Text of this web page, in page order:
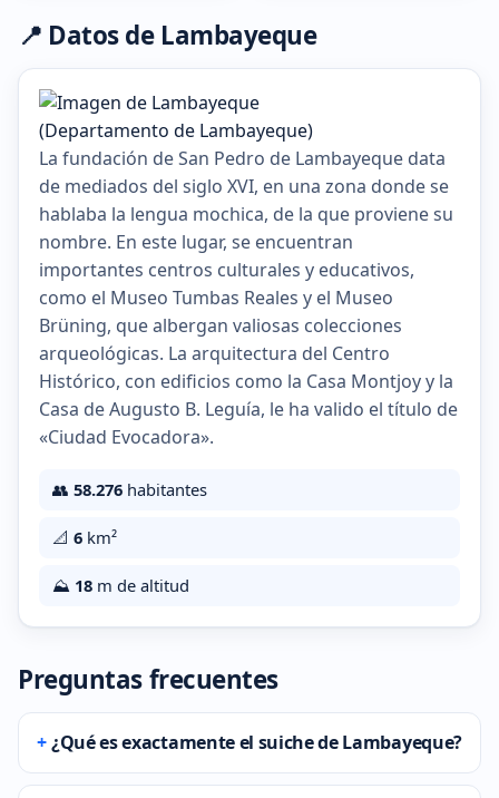
📍 Datos de Lambayeque
La fundación de San Pedro de Lambayeque data
de mediados del siglo XVI, en una zona donde se
hablaba la lengua mochica, de la que proviene su
nombre. En este lugar, se encuentran
importantes centros culturales y educativos,
como el Museo Tumbas Reales y el Museo
Brüning, que albergan valiosas colecciones
arqueológicas. La arquitectura del Centro
Histórico, con edificios como la Casa Montjoy y la
Casa de Augusto B. Leguía, le ha valido el título de
«Ciudad Evocadora».
👥 58.276 habitantes
📐 6 km²
⛰️ 18 m de altitud
Preguntas frecuentes
¿Qué es exactamente el suiche de Lambayeque?